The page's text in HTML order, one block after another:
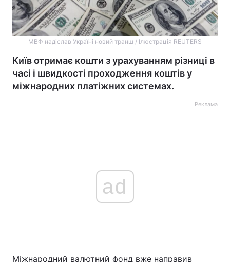
МВФ надіслав Україні новий транш / Ілюстрація REUTERS
Київ отримає кошти з урахуванням різниці в
часі і швидкості проходження коштів у
міжнародних платіжних системах.
Реклама
ad
Міжнародний валютний фонд вже направив